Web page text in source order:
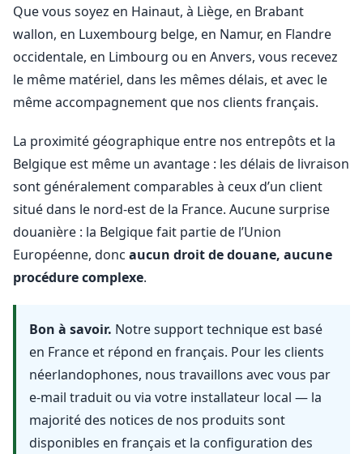
Que vous soyez en Hainaut, à Liège, en Brabant
wallon, en Luxembourg belge, en Namur, en Flandre
occidentale, en Limbourg ou en Anvers, vous recevez
le même matériel, dans les mêmes délais, et avec le
même accompagnement que nos clients français.
La proximité géographique entre nos entrepôts et la
Belgique est même un avantage : les délais de livraison
sont généralement comparables à ceux d’un client
situé dans le nord-est de la France. Aucune surprise
douanière : la Belgique fait partie de l’Union
Européenne, donc aucun droit de douane, aucune
procédure complexe.
Bon à savoir. Notre support technique est basé
en France et répond en français. Pour les clients
néerlandophones, nous travaillons avec vous par
e-mail traduit ou via votre installateur local — la
majorité des notices de nos produits sont
disponibles en français et la configuration des